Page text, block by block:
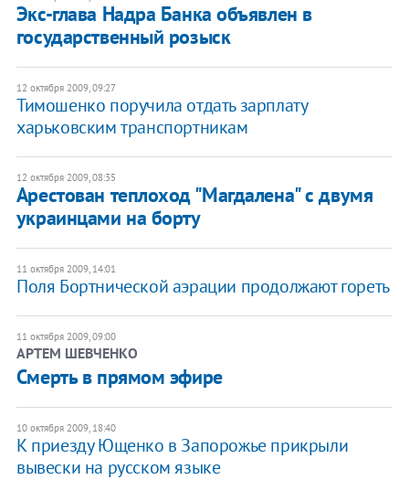
Экс-глава Надра Банка объявлен в
государственный розыск
12 октября 2009, 09:27
Тимошенко поручила отдать зарплату
харьковским транспортникам
12 октября 2009, 08:35
Арестован теплоход "Магдалена" с двумя
украинцами на борту
11 октября 2009, 14:01
Поля Бортнической аэрации продолжают гореть
11 октября 2009, 09:00
АРТЕМ ШЕВЧЕНКО
Смерть в прямом эфире
10 октября 2009, 18:40
К приезду Ющенко в Запорожье прикрыли
вывески на русском языке